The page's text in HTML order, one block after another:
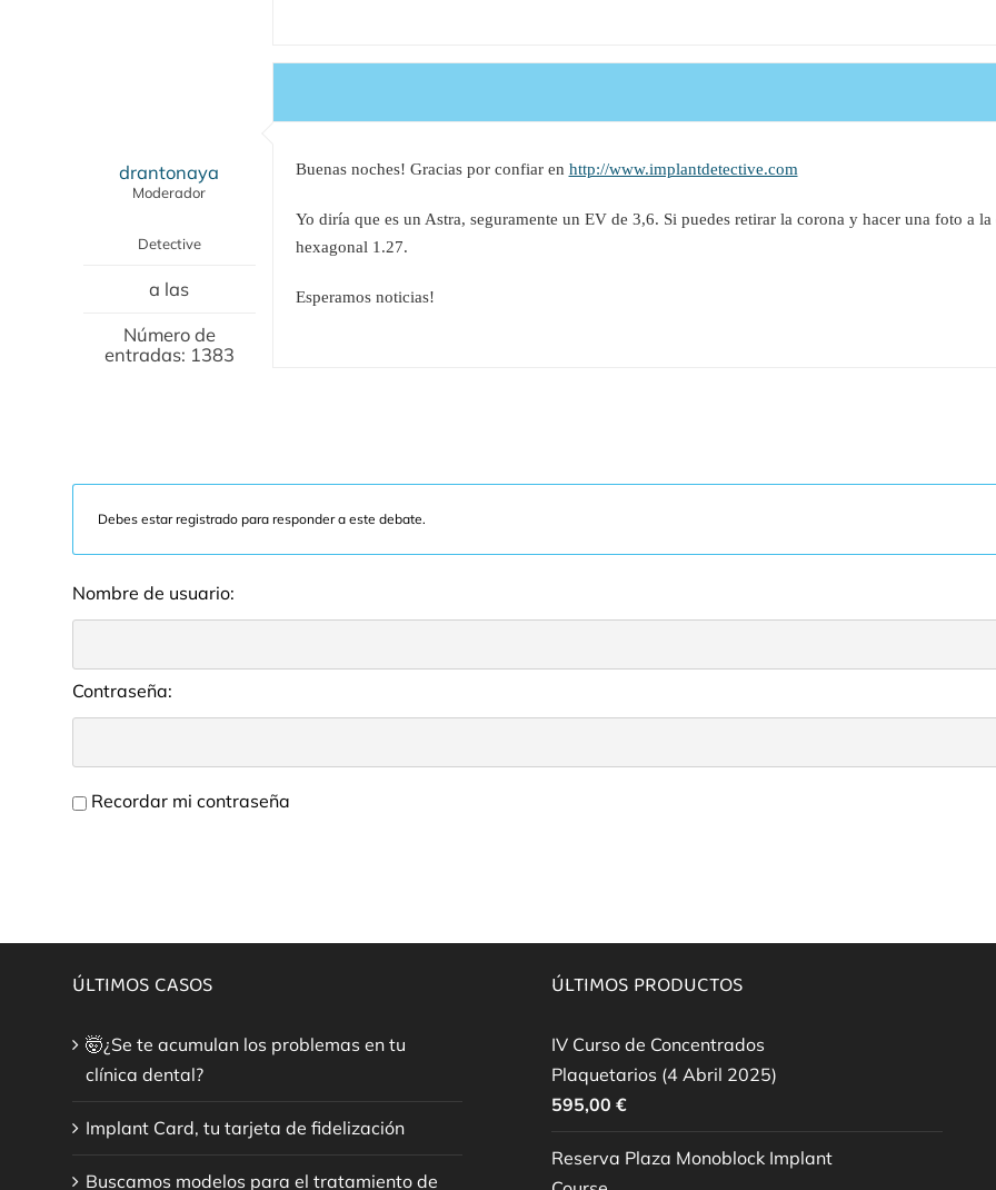
drantonaya
Moderador
Detective
a las
Número de
entradas: 1383
Buenas noches! Gracias por confiar en http://www.implantdetective.com
Yo diría que es un Astra, seguramente un EV de 3,6. Si puedes retirar la corona y hacer una foto
hexagonal 1.27.
Esperamos noticias!
Debes estar registrado para responder a este debate.
Nombre de usuario:
Contraseña:
Recordar mi contraseña
ÚLTIMOS CASOS
🤯¿Se te acumulan los problemas en tu
clínica dental?
Implant Card, tu tarjeta de fidelización
Buscamos modelos para el tratamiento de
ÚLTIMOS PRODUCTOS
IV Curso de Concentrados
Plaquetarios (4 Abril 2025)
595,00€
Reserva Plaza Monoblock Implant